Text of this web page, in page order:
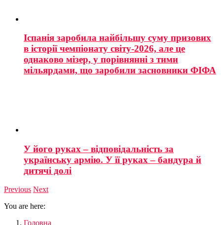
Іспанія заробила найбільшу суму призових
в історії чемпіонату світу-2026, але це
однаково мізер, у порівнянні з тими
мільярдами, що заробили засновники ФІФА
У його руках – відповідальність за
українську армію. У її руках – бандура й
дитячі долі
Previous Next
You are here:
Головна